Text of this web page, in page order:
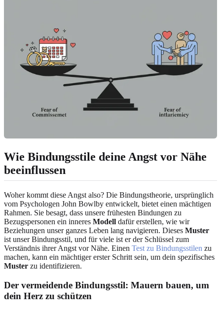
Wie Bindungsstile deine Angst vor Nähe
beeinflussen
Woher kommt diese Angst also? Die Bindungstheorie, ursprünglich
vom Psychologen John Bowlby entwickelt, bietet einen mächtigen
Rahmen. Sie besagt, dass unsere frühesten Bindungen zu
Bezugspersonen ein inneres Modell dafür erstellen, wie wir
Beziehungen unser ganzes Leben lang navigieren. Dieses Muster
ist unser Bindungsstil, und für viele ist er der Schlüssel zum
Verständnis ihrer Angst vor Nähe. Einen Test zu Bindungsstilen zu
machen, kann ein mächtiger erster Schritt sein, um dein spezifisches
Muster zu identifizieren.
Der vermeidende Bindungsstil: Mauern bauen, um
dein Herz zu schützen